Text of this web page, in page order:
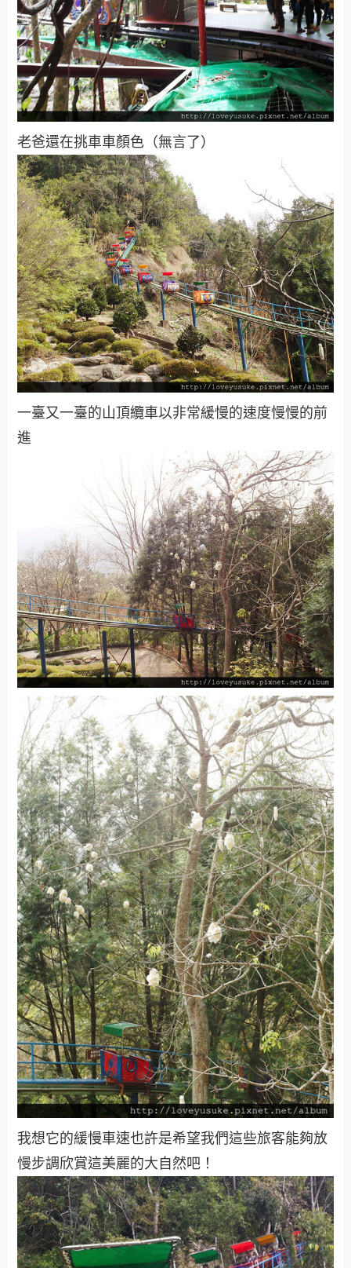
老爸還在挑車車顏色（無言了）
一臺又一臺的山頂纜車以非常緩慢的速度慢慢的前
進
我想它的緩慢車速也許是希望我們這些旅客能夠放
慢步調欣賞這美麗的大自然吧！